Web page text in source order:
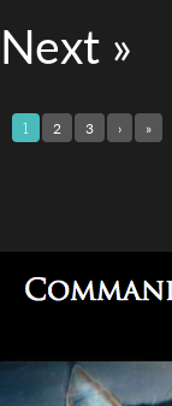
Next »
1 2 3 › »